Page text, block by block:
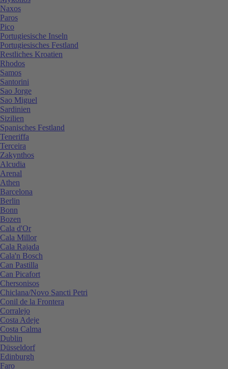
Naxos
Paros
Pico
Portugiesische Inseln
Portugiesisches Festland
Restliches Kroatien
Rhodos
Samos
Santorini
Sao Jorge
Sao Miguel
Sardinien
Sizilien
Spanisches Festland
Teneriffa
Terceira
Zakynthos
Alcudia
Arenal
Athen
Barcelona
Berlin
Bonn
Bozen
Cala d'Or
Cala Millor
Cala Rajada
Cala'n Bosch
Can Pastilla
Can Picafort
Chersonisos
Chiclana/Novo Sancti Petri
Conil de la Frontera
Corralejo
Costa Adeje
Costa Calma
Dublin
Düsseldorf
Edinburgh
Faro